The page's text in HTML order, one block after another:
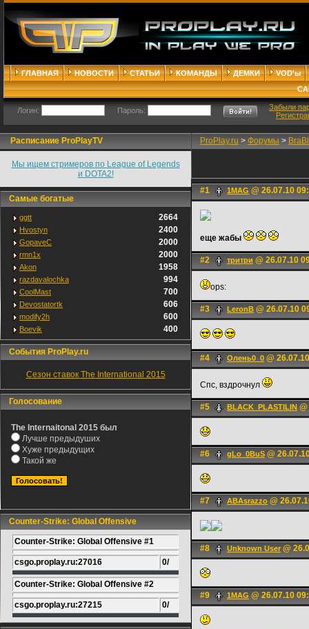
ГЛАВНАЯ НОВОСТИ СТАТЬИ КОМАНДЫ ДЕМКИ
VOD'ы
Логин: Пароль:
Забыли
Расписание ProPlayTV
Мы ищем стримеров по League of Legends
и DOTA2!
Самые богатые
ggtt 2664
Hvostyn 2400
GopaveC 2000
rmn1x 2000
Akon 1958
razdavalochka 994
CoolMast 700
Devostatortk 606
modify2h 600
Boevik 400
События ProPlay.ru
Сезон ставок The International 2015
Голосование
The Internaitonal 2015 был
Лучше предыдуших
Хуже предыдущих
Такой же
Counter-Strike: Global Offensive
Counter-Strike: Global Offensive #1
csgo.proplay.ru:27016 0/
Counter-Strike: Global Offensive #2
csgo.proplay.ru:27215 0/
ProPlay.ru > Форумы >
#1 1MAG @ 26.07.10
еще жабы
#2 тритри @ 26.07.10
ops:
#3 LerоnB @ 26.07.10
#4 Олень0_0 @
Спс, вздрочнул
#5 BLACK_PLASTILIN
#6 gLo_0BuS @
#7 ABAsrazzo @
#8 Unknown User @
#9 1MAG @ 26.07.10